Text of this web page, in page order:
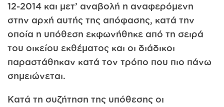
12-2014 και μετ’ αναβολή η αναφερόμενη
στην αρχή αυτής της απόφασης, κατά την
οποία η υπόθεση εκφωνήθηκε από τη σειρά
του οικείου εκθέματος και οι διάδικοι
παραστάθηκαν κατά τον τρόπο που πιο πάνω
σημειώνεται.
Κατά τη συζήτηση της υπόθεσης οι